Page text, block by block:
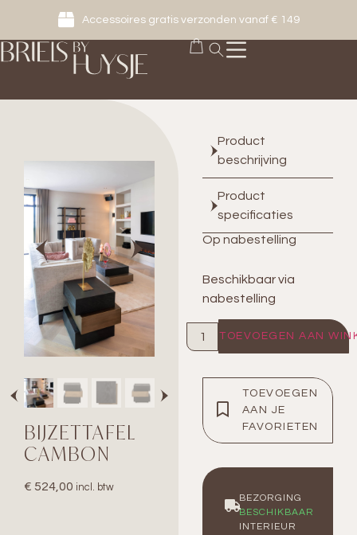
Accessoires gratis verzonden vanaf € 149
BIJZETTAFEL
CAMBON
€ 524,00 incl. btw
Product
beschrijving
Product
specificaties
Op nabestelling
Beschikbaar via
nabestelling
TOEVOEGEN AAN
TOEVOEGEN
AAN JE
FAVORIETEN
BEZORGING
BESCHIKBAAR
INTERIEUR